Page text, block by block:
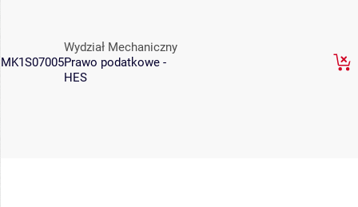
MK1S07005
Wydział Mechaniczny
Prawo podatkowe -
HES